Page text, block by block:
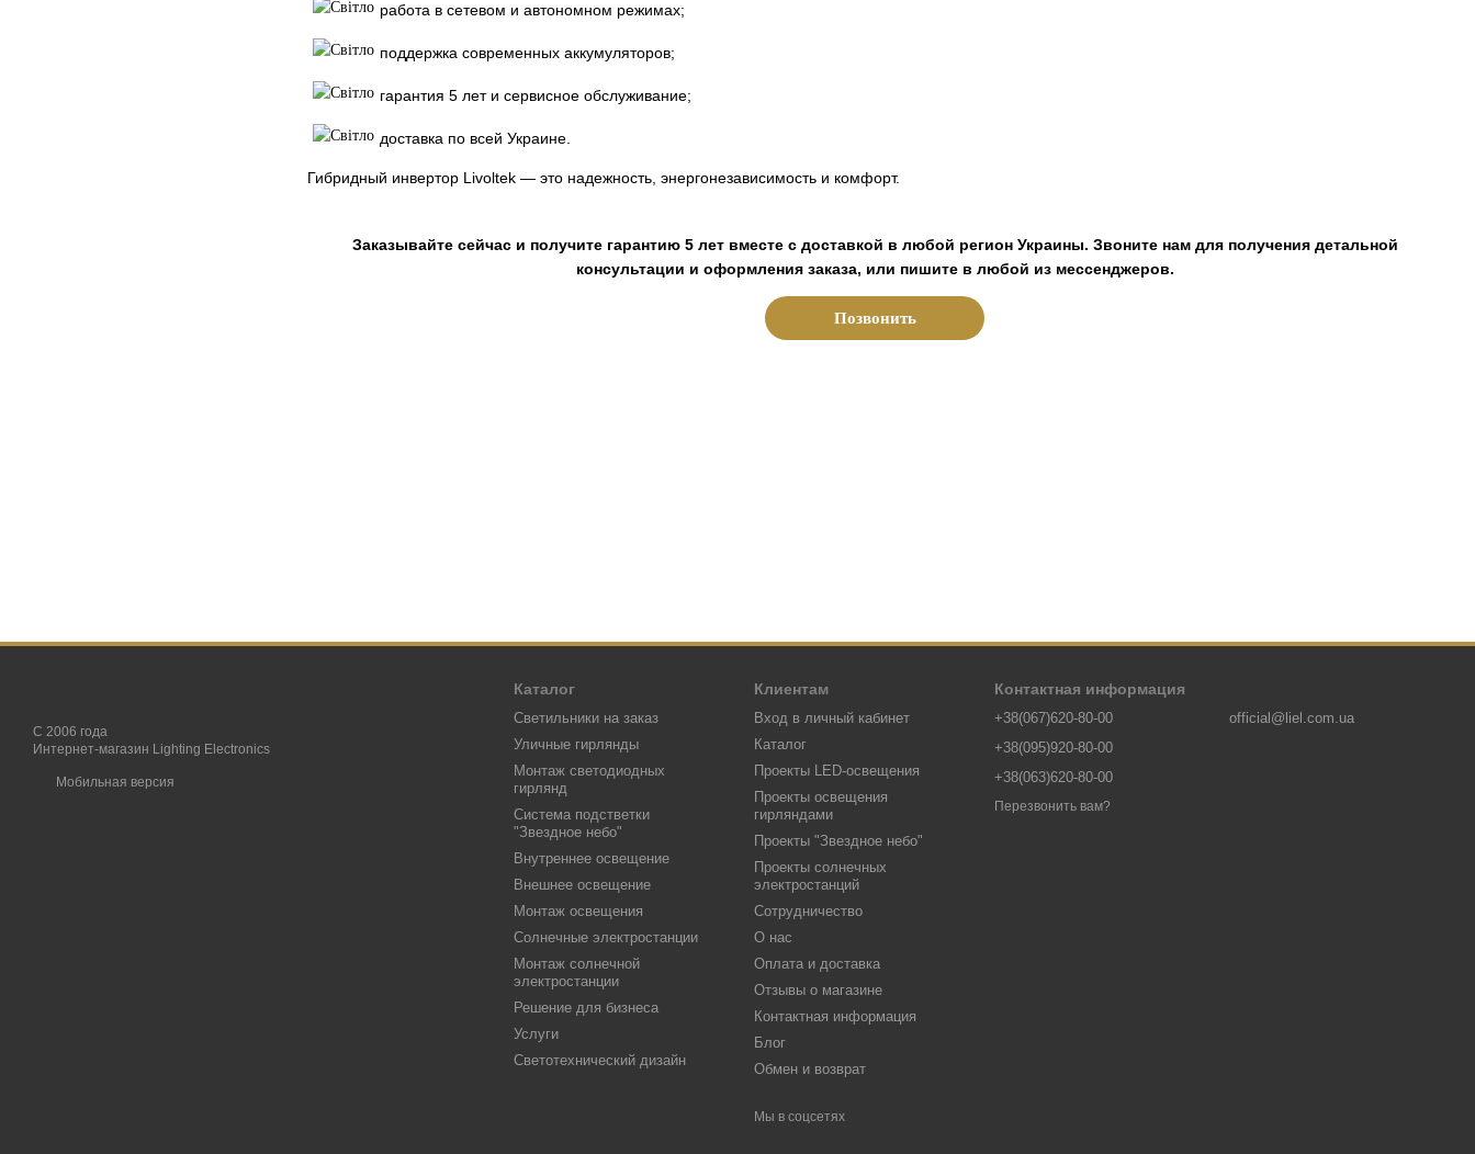
работа в сетевом и автономном режимах;
поддержка современных аккумуляторов;
гарантия 5 лет и сервисное обслуживание;
доставка по всей Украине.
Гибридный инвертор Livoltek — это надежность, энергонезависимость и комфорт.
Заказывайте сейчас и получите гарантию 5 лет вместе с доставкой в любой регион Украины. Звоните нам для получения детальной
консультации и оформления заказа, или пишите в любой из мессенджеров.
Позвонить
С 2006 года
Интернет-магазин Lighting Electronics
Мобильная версия
Каталог
Светильники на заказ
Уличные гирлянды
Монтаж светодиодных
гирлянд
Система подстветки
"Звездное небо"
Внутреннее освещение
Внешнее освещение
Монтаж освещения
Солнечные электростанции
Монтаж солнечной
электростанции
Решение для бизнеса
Услуги
Светотехнический дизайн
Клиентам
Вход в личный кабинет
Каталог
Проекты LED-освещения
Проекты освещения
гирляндами
Проекты "Звездное небо"
Проекты солнечных
электростанций
Сотрудничество
О нас
Оплата и доставка
Отзывы о магазине
Контактная информация
Блог
Обмен и возврат
Мы в соцсетях
Контактная информация
+38(067)620-80-00
+38(095)920-80-00
+38(063)620-80-00
Перезвонить вам?
official@liel.com.ua